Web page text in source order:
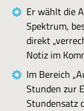
Er wählt die
Spektrum,
direkt
Notiz im
Im Bereich
Stunden zur
Stundensatz